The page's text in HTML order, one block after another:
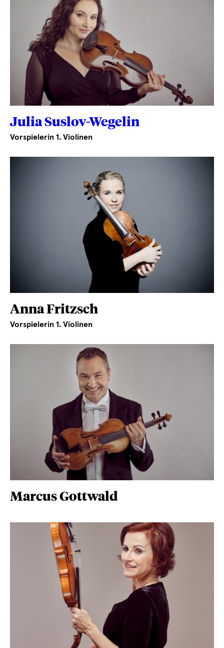
Julia Suslov-Wegelin
Vorspielerin 1. Violinen
Anna Fritzsch
Vorspielerin 1. Violinen
Marcus Gottwald